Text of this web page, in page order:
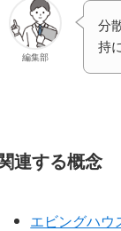
編集部
分
持
連する概念
エビングハウ